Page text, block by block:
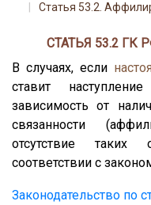
Статья 53.2.
СТАТЬЯ 53.2
В случаях, если
ставит
зависимость от
связанности
отсутствие таких
соответствии с
Законодательство по